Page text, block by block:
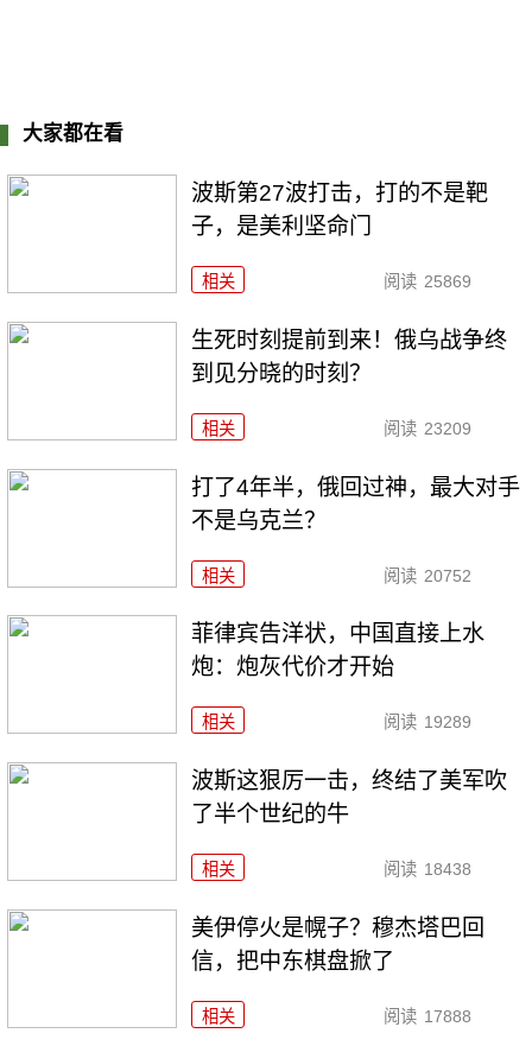
大家都在看
波斯第27波打击，打的不是靶
子，是美利坚命门
相关 阅读 25869
生死时刻提前到来！俄乌战争终
到见分晓的时刻？
相关 阅读 23209
打了4年半，俄回过神，最大对手
不是乌克兰？
相关 阅读 20752
菲律宾告洋状，中国直接上水
炮：炮灰代价才开始
相关 阅读 19289
波斯这狠厉一击，终结了美军吹
了半个世纪的牛
相关 阅读 18438
美伊停火是幌子？穆杰塔巴回
信，把中东棋盘掀了
相关 阅读 17888